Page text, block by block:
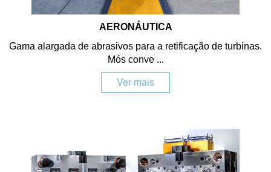
AERONÁUTICA
Gama alargada de abrasivos para a retificação de turbinas.
Mós conve ...
Ver mais